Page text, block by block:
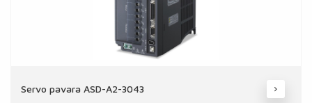
Servo pavara ASD-A2-3043